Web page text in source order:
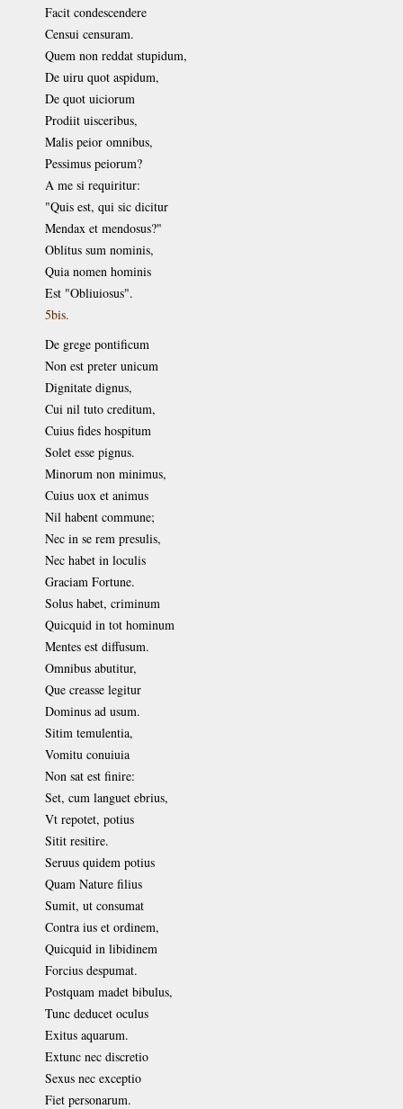
Facit condescendere
Censui censuram.
Quem non reddat stupidum,
De uiru quot aspidum,
De quot uiciorum
Prodiit uisceribus,
Malis peior omnibus,
Pessimus peiorum?
A me si requiritur:
"Quis est, qui sic dicitur
Mendax et mendosus?"
Oblitus sum nominis,
Quia nomen hominis
Est "Obliuiosus".
5bis.
De grege pontificum
Non est preter unicum
Dignitate dignus,
Cui nil tuto creditum,
Cuius fides hospitum
Solet esse pignus.
Minorum non minimus,
Cuius uox et animus
Nil habent commune;
Nec in se rem presulis,
Nec habet in loculis
Graciam Fortune.
Solus habet, criminum
Quicquid in tot hominum
Mentes est diffusum.
Omnibus abutitur,
Que creasse legitur
Dominus ad usum.
Sitim temulentia,
Vomitu conuiuia
Non sat est finire:
Set, cum languet ebrius,
Vt repotet, potius
Sitit resitire.
Seruus quidem potius
Quam Nature filius
Sumit, ut consumat
Contra ius et ordinem,
Quicquid in libidinem
Forcius despumat.
Postquam madet bibulus,
Tunc deducet oculus
Exitus aquarum.
Extunc nec discretio
Sexus nec exceptio
Fiet personarum.